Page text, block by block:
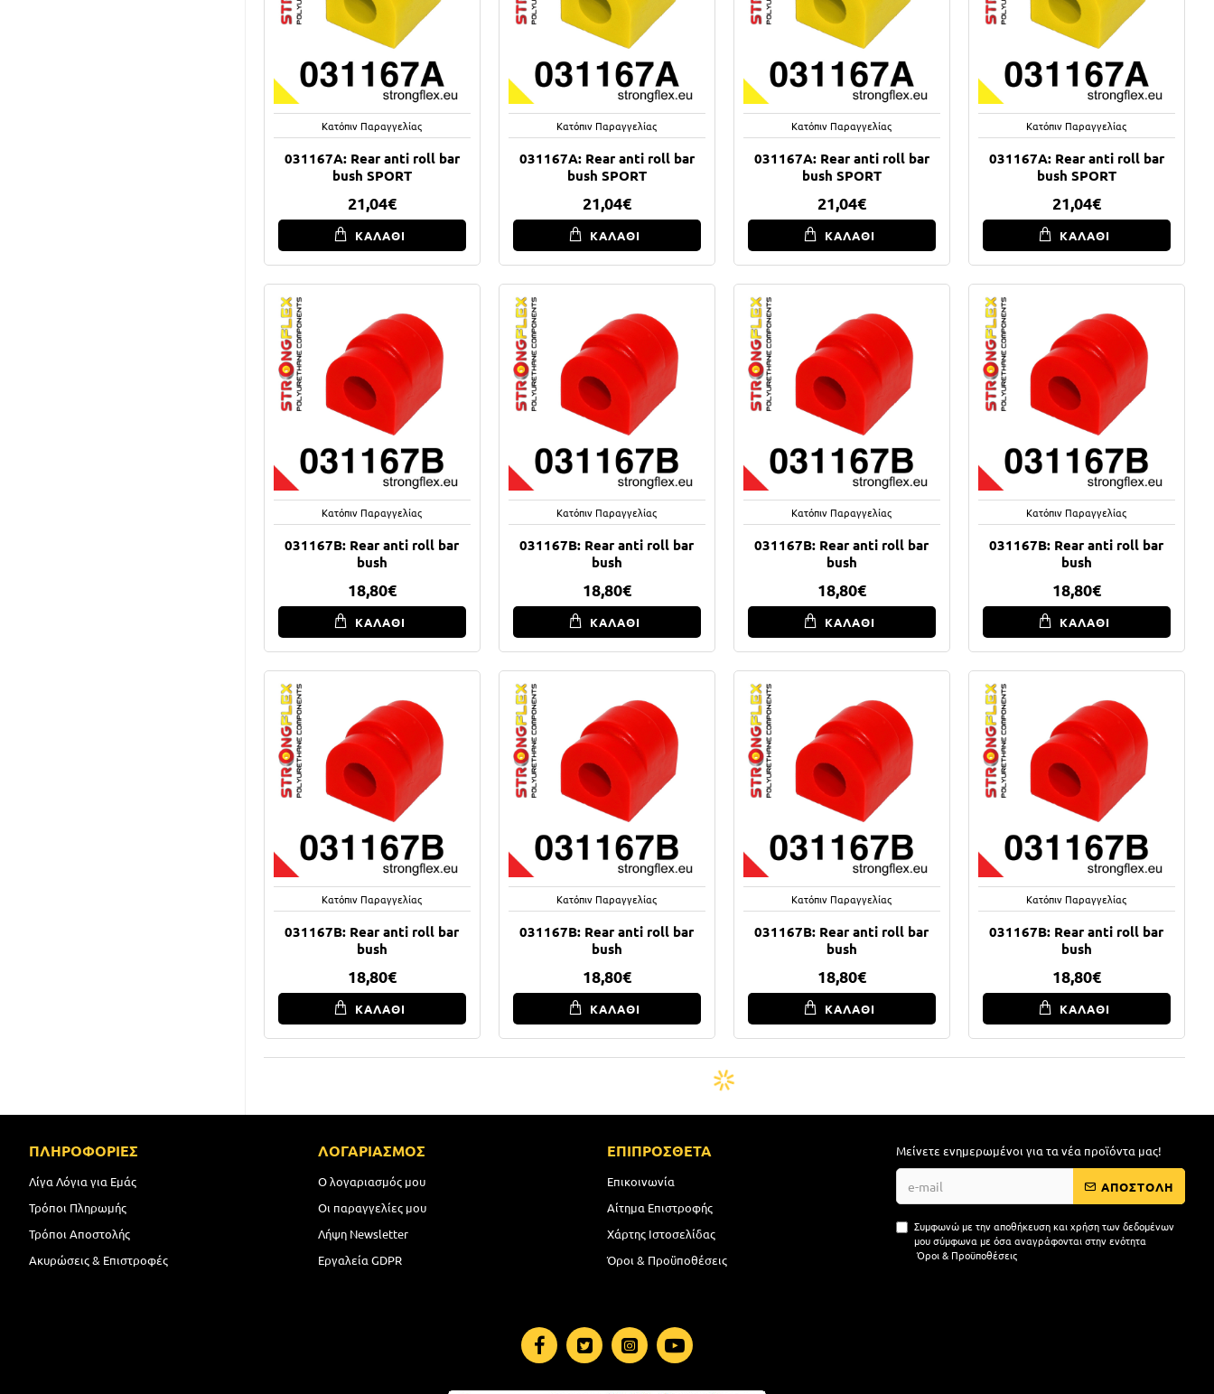
Κατόπιν Παραγγελίας
031167A: Rear anti roll bar
bush SPORT
21,04€
ΚΑΛΑΘΙ
Κατόπιν Παραγγελίας
031167A: Rear anti roll bar
bush SPORT
21,04€
ΚΑΛΑΘΙ
Κατόπιν Παραγγελίας
031167A: Rear anti roll bar
bush SPORT
21,04€
ΚΑΛΑΘΙ
Κατόπιν Παραγγελίας
031167A: Rear anti roll bar
bush SPORT
21,04€
ΚΑΛΑΘΙ
Κατόπιν Παραγγελίας
031167B: Rear anti roll bar
bush
18,80€
ΚΑΛΑΘΙ
Κατόπιν Παραγγελίας
031167B: Rear anti roll bar
bush
18,80€
ΚΑΛΑΘΙ
Κατόπιν Παραγγελίας
031167B: Rear anti roll bar
bush
18,80€
ΚΑΛΑΘΙ
Κατόπιν Παραγγελίας
031167B: Rear anti roll bar
bush
18,80€
ΚΑΛΑΘΙ
Κατόπιν Παραγγελίας
031167B: Rear anti roll bar
bush
18,80€
ΚΑΛΑΘΙ
Κατόπιν Παραγγελίας
031167B: Rear anti roll bar
bush
18,80€
ΚΑΛΑΘΙ
Κατόπιν Παραγγελίας
031167B: Rear anti roll bar
bush
18,80€
ΚΑΛΑΘΙ
Κατόπιν Παραγγελίας
031167B: Rear anti roll bar
bush
18,80€
ΚΑΛΑΘΙ
ΠΛΗΡΟΦΟΡΙΕΣ
Λίγα Λόγια για Εμάς
Τρόποι Πληρωμής
Τρόποι Αποστολής
Ακυρώσεις & Επιστροφές
ΛΟΓΑΡΙΑΣΜΟΣ
Ο λογαριασμός μου
Οι παραγγελίες μου
Λήψη Newsletter
Εργαλεία GDPR
ΕΠΙΠΡΟΣΘΕΤΑ
Επικοινωνία
Αίτημα Επιστροφής
Χάρτης Ιστοσελίδας
Όροι & Προϋποθέσεις
Μείνετε ενημερωμένοι για τα νέα προϊόντα μας!
ΑΠΟΣΤΟΛΗ
Συμφωνώ με την αποθήκευση και χρήση των δεδομένων
μου σύμφωνα με όσα αναγράφονται στην ενότητα
Όροι & Προϋποθέσεις